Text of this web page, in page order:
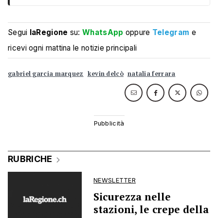
Segui laRegione su:WhatsApp oppure Telegram e
ricevi ogni mattina le notizie principali
gabriel garcia marquez kevin delcò natalia ferrara
RUBRICHE
NEWSLETTER
Sicurezza nelle
stazioni, le crepe della